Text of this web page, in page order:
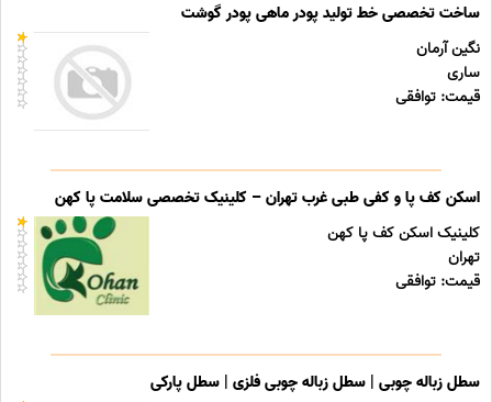
ساخت تخصصی خط تولید پودر ماهی پودر گوشت
نگین آرمان
ساری
قیمت: توافقی
اسکن کف پا و کفی طبی غرب تهران – کلینیک تخصصی سلامت پا کهن
کلینیک اسکن کف پا کهن
تهران
قیمت: توافقی
سطل زباله چوبی | سطل زباله چوبی فلزی | سطل پارکی